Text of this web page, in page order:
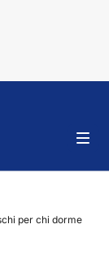
per chi dorme